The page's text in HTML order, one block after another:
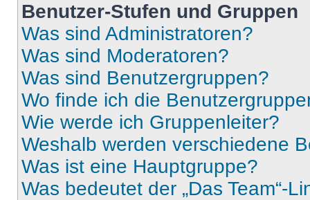
Benutzer-Stufen und Gruppen
Was sind Administratoren?
Was sind Moderatoren?
Was sind Benutzergruppen?
Wo finde ich die
Wie werde ich Gruppenleiter?
Weshalb werden verschiedene
Was ist eine Hauptgruppe?
Was bedeutet der „Das Team“-